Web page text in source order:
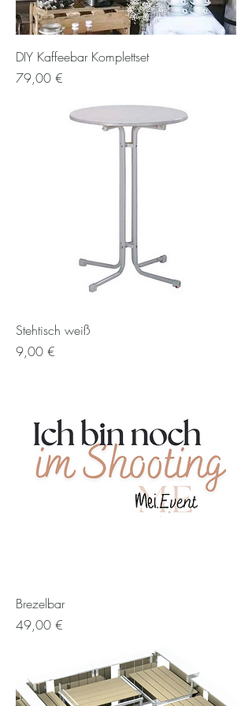
DIY Kaffeebar Komplettset
Preis
79,00 €
Stehtisch weiß
Preis
9,00 €
Brezelbar
Preis
49,00 €